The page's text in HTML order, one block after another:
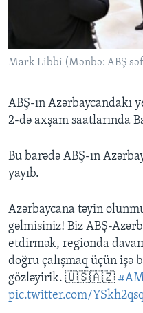
Dillər
Mark Libbi (Mənbə: ABŞ
ABŞ-ın Azərbaycandakı
2-də axşam saatlarında
Bu barədə ABŞ-ın
yayıb.
Azərbaycana təyin
gəlmisiniz! Biz ABŞ-
etdirmək, regionda
doğru çalışmaq üçün işə
gözləyirik. 🇺🇸🇦🇿
pic.twitter.com/